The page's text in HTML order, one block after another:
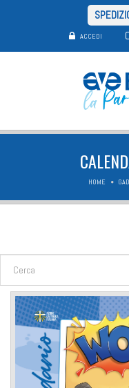
ACCEDI
HOME
FORM DI RICERCA